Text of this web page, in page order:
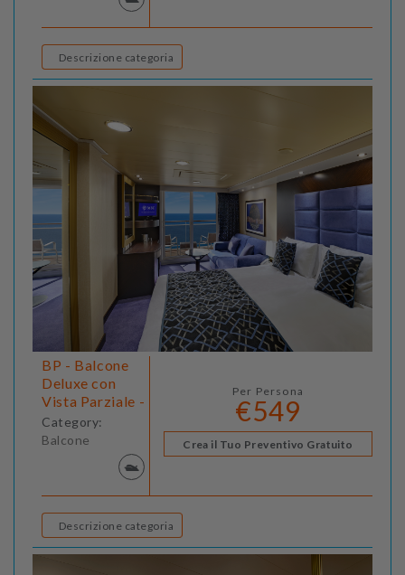
Descrizione categoria
BP - Balcone
Deluxe con
Vista Parziale -
Category:
Balcone
Per Persona
€549
Crea il Tuo Preventivo Gratuito
Descrizione categoria